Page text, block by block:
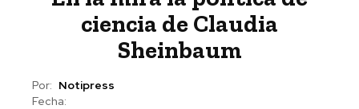
ciencia de Claudia
Sheinbaum
Por: Notipress
Fecha: